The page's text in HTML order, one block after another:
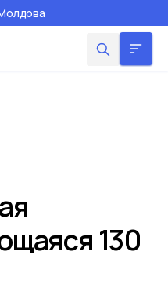
130